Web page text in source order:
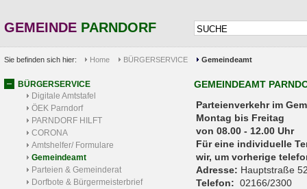
GEMEINDE PARNDORF
Sie befinden sich hier: Home BÜRGERSERVICE Gemeindeamt
BÜRGERSERVICE
Digitale Amtstafel
ÖEK Parndorf
PARNDORF HILFT
CORONA
Amtshelfer/ Formulare
Gemeindeamt
Parteien & Gemeinderat
Dorfbote & Bürgermeisterbrief
GEMEINDEAMT
Parteienverkehr
Montag bis Freitag
von 08.00 - 12.00 Uhr
Für eine individuelle
wir, um vorherige
Adresse: Hauptstraße
Telefon: 02166/2300